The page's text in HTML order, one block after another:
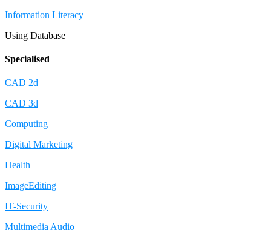
Information Literacy
Using Database
Specialised
CAD 2d
CAD 3d
Computing
Digital Marketing
Health
ImageEditing
IT-Security
Multimedia Audio